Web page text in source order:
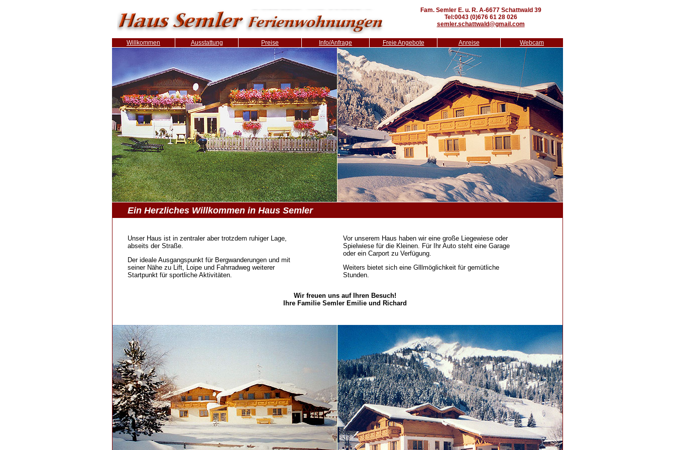
Fam. Semler E. u. R. A-6677 Schattwald 39
Tel:0043 (0)676 61 28 026
semler.schattwald@gmail.com
Willkommen Ausstattung Preise Info/Anfrage Freie Angebote Anreise Webcam
Ein Herzliches Willkommen in Haus Semler
Unser Haus ist in zentraler aber trotzdem ruhiger Lage,
abseits der Straße.
Der ideale Ausgangspunkt für Bergwanderungen und mit
seiner Nähe zu Lift, Loipe und Fahrradweg weiterer
Startpunkt für sportliche Aktivitäten.
Vor unserem Haus haben wir eine große Liegewiese oder
Spielwiese für die Kleinen. Für Ihr Auto steht eine Garage
oder ein Carport zu Verfügung.
Weiters bietet sich eine Glllmöglichkeit für gemütliche
Stunden.
Wir freuen uns auf Ihren Besuch!
Ihre Familie Semler Emilie und Richard